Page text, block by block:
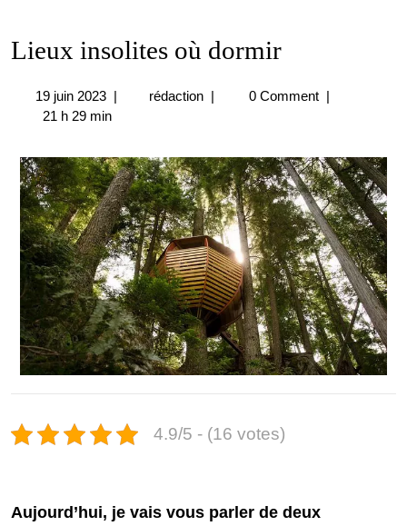
Lieux insolites où dormir
19 juin 202319
juin
| rédactionLieux
dormir
| 0 Comment |
21 h 29 min
4.9/5 - (16 votes)
Aujourd’hui, je vais vous parler de deux